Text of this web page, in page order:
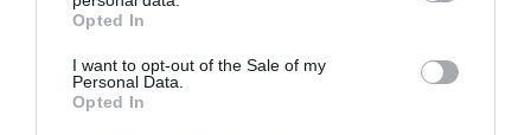
Opted In
I want to opt-out of the Sale of my
Personal Data.
Opted In